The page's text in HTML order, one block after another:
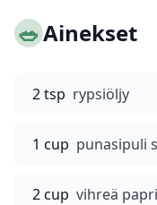
🥗Ainekset
2 tsp rypsiöljy
1 cup punasipuli
2 cup vihreä